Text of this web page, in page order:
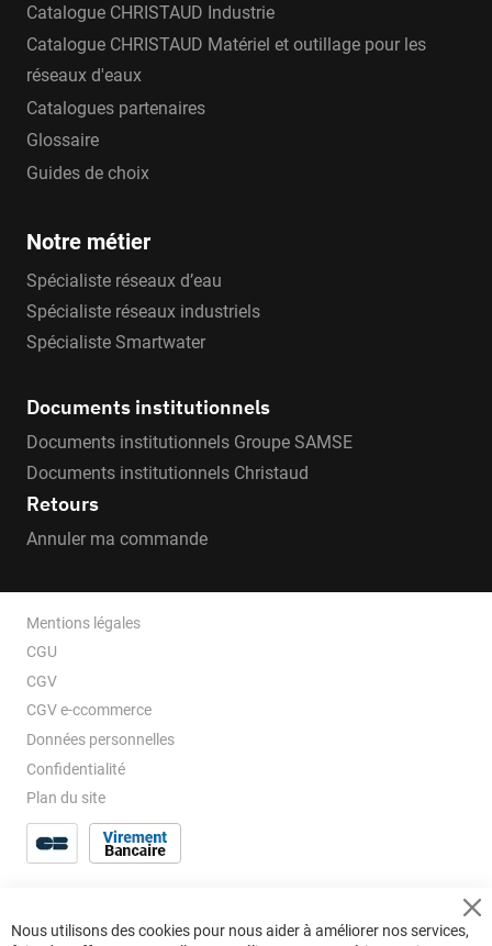
Catalogue CHRISTAUD Industrie
Catalogue CHRISTAUD Matériel et outillage pour les
réseaux d'eaux
Catalogues partenaires
Glossaire
Guides de choix
Notre métier
Spécialiste réseaux d’eau
Spécialiste réseaux industriels
Spécialiste Smartwater
Documents institutionnels
Documents institutionnels Groupe SAMSE
Documents institutionnels Christaud
Retours
Annuler ma commande
Mentions légales
CGU
CGV
CGV e-ccommerce
Données personnelles
Confidentialité
Plan du site
Nous utilisons des cookies pour nous aider à améliorer nos services,